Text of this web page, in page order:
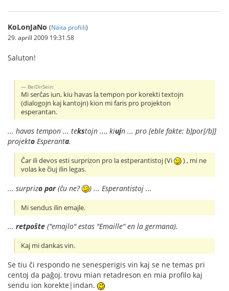
KoLonJaNo (Näita profiili)
29. aprill 2009 19:31.58
Saluton!
BeiDirSein:
Mi serĉas iun, kiu havas la tempon por korekti textojn
(dialogojn kaj kantojn) kion mi faris pro projekton
esperantan.
... havas tempon ... tekstojn ..., kiujn ... pro [eble fakte: b]por[/b]]
projekto Esperanta.
Ĉar ili devos esti surprizon pro la estperantistoj (Vi
) , mi ne
volas ke ĉiuj ilin legas.
... surprizo por(ĉu ne? ) ... Esperantistoj ...
Mi sendus ilin emajle.
... retpoŝte ("emajlo" estas "Emaille" en la germana).
Kaj mi dankas vin.
Se tiu ĉi respondo ne senesperigis vin kaj se ne temas pri
centoj da paĝoj, trovu mian retadreson en mia profilo kaj
sendu ion korekte|indan.